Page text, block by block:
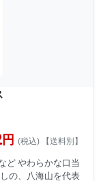
(税込) 【送料別】
やわらかな口当
の、八海山を代表